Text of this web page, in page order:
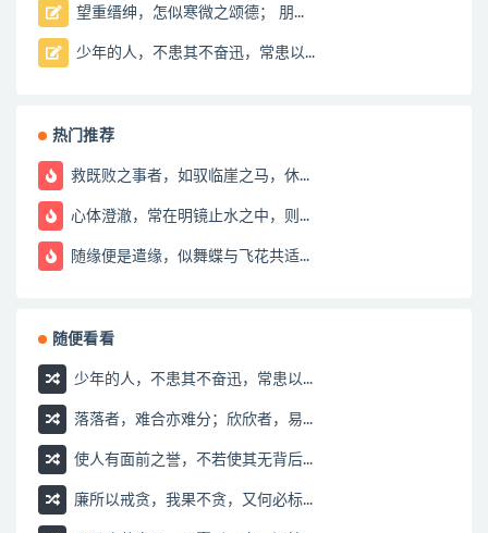
望重缙绅，怎似寒微之颂德； 朋...
少年的人，不患其不奋迅，常患以...
热门推荐
救既败之事者，如驭临崖之马，休...
心体澄澈，常在明镜止水之中，则...
随缘便是遣缘，似舞蝶与飞花共适...
随便看看
少年的人，不患其不奋迅，常患以...
落落者，难合亦难分；欣欣者，易...
使人有面前之誉，不若使其无背后...
廉所以戒贪，我果不贪，又何必标...